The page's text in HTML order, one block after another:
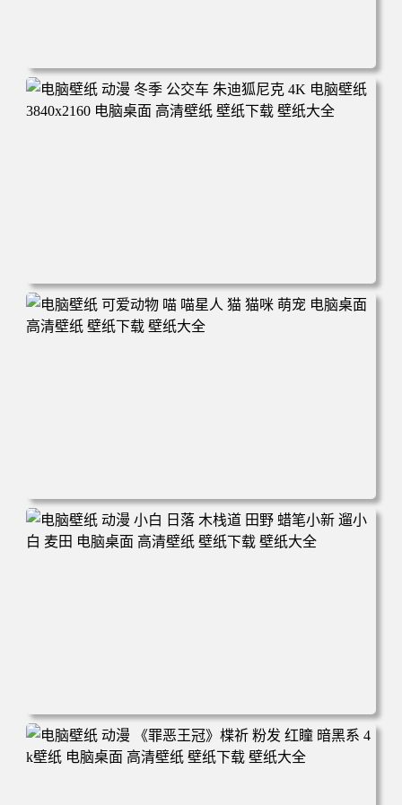
电脑壁纸 完美世界 荒天帝石昊 4K高清动漫壁纸 电脑桌面
高清壁纸 壁纸下载 壁纸大全
电脑壁纸 动漫 冬季 公交车 朱迪狐尼克 4K 电脑壁纸 3840x2
160 电脑桌面 高清壁纸 壁纸下载 壁纸大全
电脑壁纸 可爱动物 喵 喵星人 猫 猫咪 萌宠 电脑桌面 高清壁
纸 壁纸下载 壁纸大全
电脑壁纸 动漫 小白 日落 木栈道 田野 蜡笔小新 遛小白 麦田
电脑桌面 高清壁纸 壁纸下载 壁纸大全